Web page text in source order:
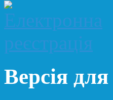
Версія